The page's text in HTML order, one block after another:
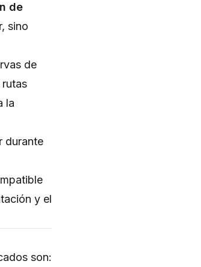
de
sino
de
la
durante
y el
son: